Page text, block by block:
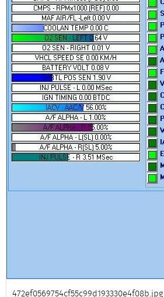
472ef0569754cf55c99d193330e4f08b.jpg